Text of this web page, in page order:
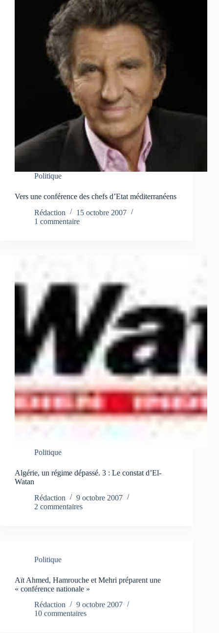
Politique
Vers une conférence des chefs d’Etat méditerranéens
Rédaction
15 octobre 2007
1 commentaire
Politique
Algérie, un régime dépassé. 3 : Le constat d’El-
Watan
Rédaction
9 octobre 2007
2 commentaires
Politique
Aït Ahmed, Hamrouche et Mehri préparent une
« conférence nationale »
Rédaction
9 octobre 2007
10 commentaires